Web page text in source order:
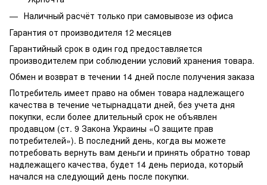
Наличный расчёт только при самовывозе из офиса
Гарантия от производителя 12 месяцев
Гарантийный срок в один год предоставляется
производителем при соблюдении условий хранения товара.
Обмен и возврат в течении 14 дней после получения заказа
Потребитель имеет право на обмен товара надлежащего
качества в течение четырнадцати дней, без учета дня
покупки, если более длительный срок не объявлен
продавцом (ст. 9 Закона Украины «О защите прав
потребителей»). В последний день, когда вы можете
потребовать вернуть вам деньги и принять обратно товар
надлежащего качества, будет 14 день периода, который
начался на следующий день после покупки.